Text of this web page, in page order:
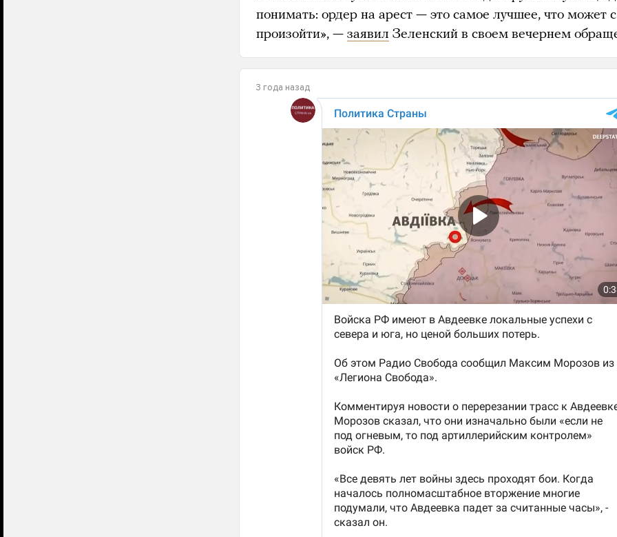
понимать: ордер на арест — это самое лучшее, что может
произойти», — заявил Зеленский в своем вечернем
3 года назад